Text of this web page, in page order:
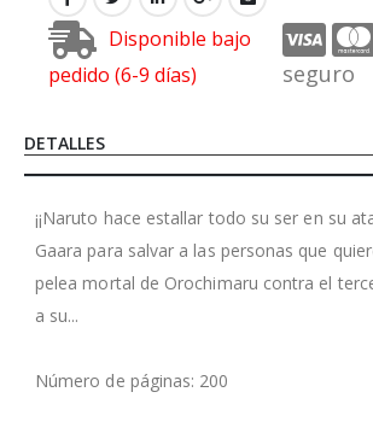
Disponible bajo
pedido (6-9 días)
seguro
DETALLES
¡¡Naruto hace estallar todo su ser en su
Gaara para salvar a las personas que
pelea mortal de Orochimaru contra el
a su...
Número de páginas: 200